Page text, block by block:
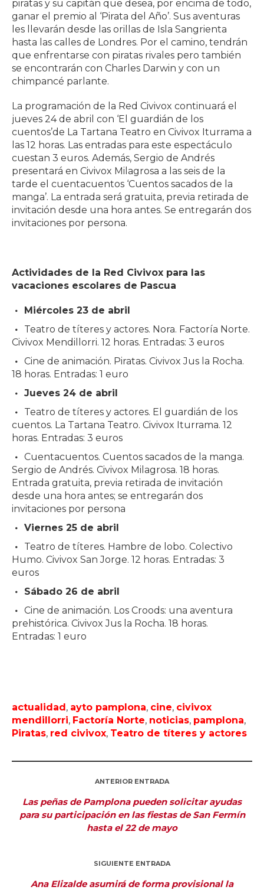
piratas y su capitán que desea, por encima de todo,
ganar el premio al ‘Pirata del Año’. Sus aventuras
les llevarán desde las orillas de Isla Sangrienta
hasta las calles de Londres. Por el camino, tendrán
que enfrentarse con piratas rivales pero también
se encontrarán con Charles Darwin y con un
chimpancé parlante.
La programación de la Red Civivox continuará el
jueves 24 de abril con ‘El guardián de los
cuentos’de La Tartana Teatro en Civivox Iturrama a
las 12 horas. Las entradas para este espectáculo
cuestan 3 euros. Además, Sergio de Andrés
presentará en Civivox Milagrosa a las seis de la
tarde el cuentacuentos ‘Cuentos sacados de la
manga’. La entrada será gratuita, previa retirada de
invitación desde una hora antes. Se entregarán dos
invitaciones por persona.
Actividades de la Red Civivox para las
vacaciones escolares de Pascua
Miércoles 23 de abril
Teatro de títeres y actores. Nora. Factoría Norte.
Civivox Mendillorri. 12 horas. Entradas: 3 euros
Cine de animación. Piratas. Civivox Jus la Rocha.
18 horas. Entradas: 1 euro
Jueves 24 de abril
Teatro de títeres y actores. El guardián de los
cuentos. La Tartana Teatro. Civivox Iturrama. 12
horas. Entradas: 3 euros
Cuentacuentos. Cuentos sacados de la manga.
Sergio de Andrés. Civivox Milagrosa. 18 horas.
Entrada gratuita, previa retirada de invitación
desde una hora antes; se entregarán dos
invitaciones por persona
Viernes 25 de abril
Teatro de títeres. Hambre de lobo. Colectivo
Humo. Civivox San Jorge. 12 horas. Entradas: 3
euros
Sábado 26 de abril
Cine de animación. Los Croods: una aventura
prehistórica. Civivox Jus la Rocha. 18 horas.
Entradas: 1 euro
actualidad, ayto pamplona, cine, civivox
mendillorri, Factoría Norte, noticias, pamplona,
Piratas, red civivox, Teatro de títeres y actores
ANTERIOR ENTRADA
Las peñas de Pamplona pueden solicitar ayudas
para su participación en las fiestas de San Fermín
hasta el 22 de mayo
SIGUIENTE ENTRADA
Ana Elizalde asumirá de forma provisional la